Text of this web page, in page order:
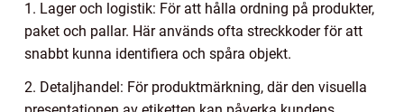
1. Lager och logistik: För att hålla ordning på produkter,
paket och pallar. Här används ofta streckkoder för att
snabbt kunna identifiera och spåra objekt.
2. Detaljhandel: För produktmärkning, där den visuella